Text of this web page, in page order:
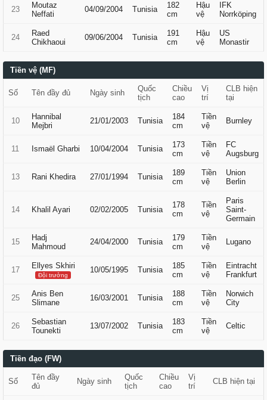
23
Moutaz
Neffati
04/09/2004 Tunisia
182
cm
Hậu
vệ
IFK
Norrköping
24
Raed
Chikhaoui
09/06/2004 Tunisia
191
cm
Hậu
vệ
US
Monastir
Tiền vệ (MF)
Số Tên đầy đủ Ngày sinh
Quốc
tịch
Chiều
cao
Vị
trí
CLB hiện
tại
10
Hannibal
Mejbri
21/01/2003 Tunisia
184
cm
Tiền
vệ
Burnley
11 Ismaël Gharbi 10/04/2004 Tunisia
173
cm
Tiền
vệ
FC
Augsburg
13 Rani Khedira 27/01/1994 Tunisia
189
cm
Tiền
vệ
Union
Berlin
14 Khalil Ayari 02/02/2005 Tunisia
178
cm
Tiền
vệ
Paris
Saint-
Germain
15
Hadj
Mahmoud
24/04/2000 Tunisia
179
cm
Tiền
vệ
Lugano
17 Ellyes Skhiri
Đội trưởng
10/05/1995 Tunisia
185
cm
Tiền
vệ
Eintracht
Frankfurt
25
Anis Ben
Slimane
16/03/2001 Tunisia
188
cm
Tiền
vệ
Norwich
City
26
Sebastian
Tounekti
13/07/2002 Tunisia
183
cm
Tiền
vệ
Celtic
Tiền đạo (FW)
Số
Tên đầy
đủ
Ngày sinh
Quốc
tịch
Chiều
cao
Vị
trí
CLB hiện tại